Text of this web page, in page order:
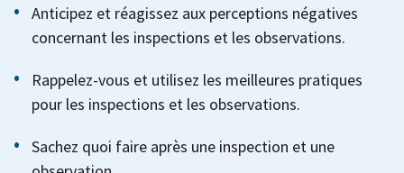
Anticipez et réagissez aux perceptions négatives
concernant les inspections et les observations.
Rappelez-vous et utilisez les meilleures pratiques
pour les inspections et les observations.
Sachez quoi faire après une inspection et une